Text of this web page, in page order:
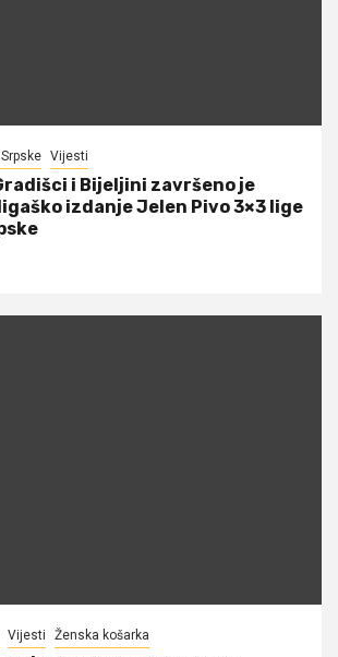
Vijesti
i Bijeljini završeno je
izdanje Jelen Pivo 3×3 lige
Vijesti Ženska košarka